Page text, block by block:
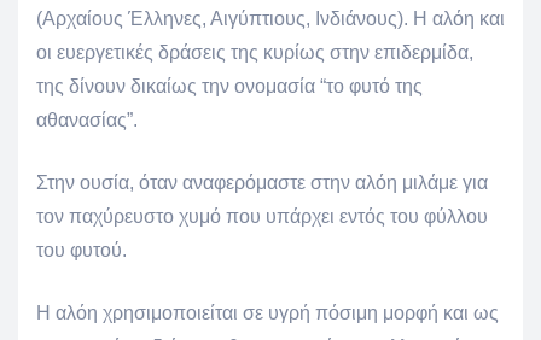
(Αρχαίους Έλληνες, Αιγύπτιους, Ινδιάνους). Η αλόη και
οι ευεργετικές δράσεις της κυρίως στην επιδερμίδα,
της δίνουν δικαίως την ονομασία “το φυτό της
αθανασίας”.
Στην ουσία, όταν αναφερόμαστε στην αλόη μιλάμε για
τον παχύρευστο χυμό που υπάρχει εντός του φύλλου
του φυτού.
Η αλόη χρησιμοποιείται σε υγρή πόσιμη μορφή και ως